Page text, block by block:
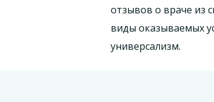
отзывов о враче из
виды оказываемых
универсализм.